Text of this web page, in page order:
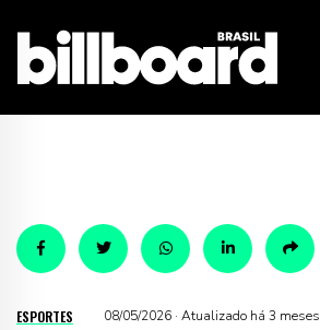
ESPORTES 08/05/2026 · Atualizado há 3 meses